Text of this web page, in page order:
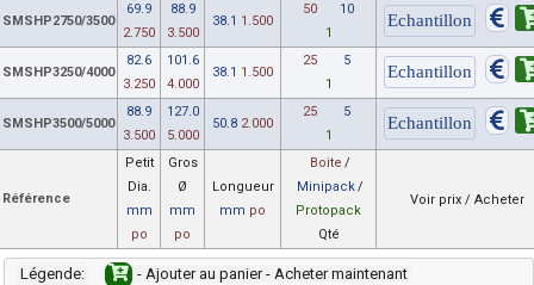
SMSHP2750/3500
69.9
2.750
88.9
3.500
38.1 1.500
50
10
1
SMSHP3250/4000
82.6
3.250
101.6
4.000
38.1 1.500
25
5
1
SMSHP3500/5000
88.9
3.500
127.0
5.000
50.8 2.000
25
5
1
Référence
Petit
Dia.
mm
po
Gros
Ø
mm
po
Longueur
mm po
Boite /
Minipack/
Protopack
Qté
Voir prix / Acheter
Légende:
- Ajouter au panier - Acheter maintenant